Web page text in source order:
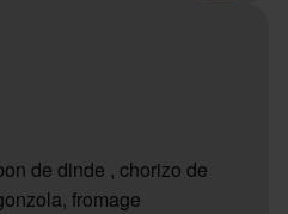
de dinde , chorizo de
fromage